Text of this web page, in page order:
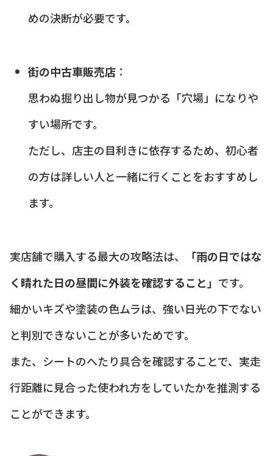
めの決断が必要です。
街の中古車販売店：
思わぬ掘り出し物が見つかる「穴場」になりや
すい場所です。
ただし、店主の目利きに依存するため、初心者
の方は詳しい人と一緒に行くことをおすすめし
ます。
実店舗で購入する最大の攻略法は、
「雨の日ではな
く晴れた日の昼間に外装を確認すること」 です。
細かいキズや塗装の色ムラは、強い日光の下でない
と判別できないことが多いためです。
また、シートのへたり具合を確認することで、実走
行距離に見合った使われ方をしていたかを推測する
ことができます。